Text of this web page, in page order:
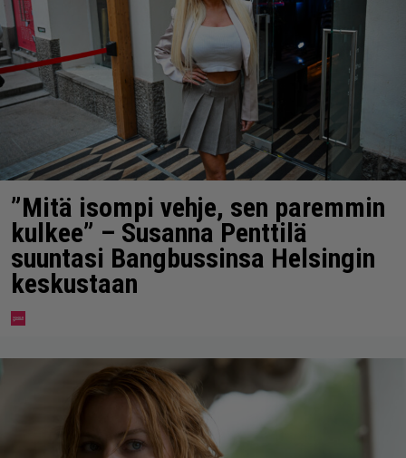
”Mitä isompi vehje, sen paremmin
kulkee” – Susanna Penttilä
suuntasi Bangbussinsa Helsingin
keskustaan